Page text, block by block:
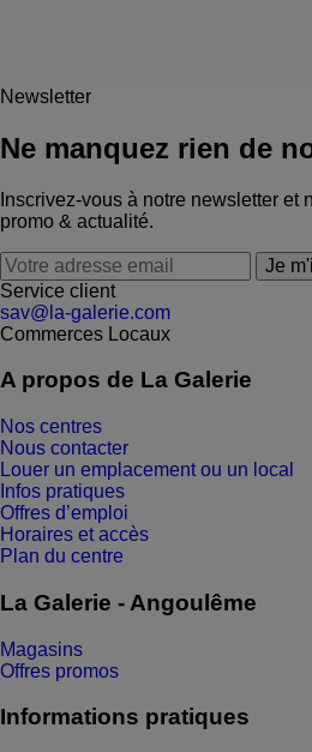
Newsletter
Ne manquez rien de
Inscrivez-vous à notre newsletter et
promo & actualité.
Je
Service client
sav@la-galerie.com
Commerces Locaux
A propos de La Galerie
Nos centres
Nous contacter
Louer un emplacement ou un local
Infos pratiques
Offres d’emploi
Horaires et accès
Plan du centre
La Galerie - Angoulême
Magasins
Offres promos
Informations pratiques